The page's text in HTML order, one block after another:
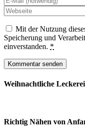
Mit der Nutzung
Speicherung und
einverstanden. *
Weihnachtliche
Richtig Nähen von